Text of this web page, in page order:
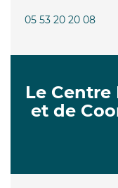
05 53 20 20 08
Le Centre
et de